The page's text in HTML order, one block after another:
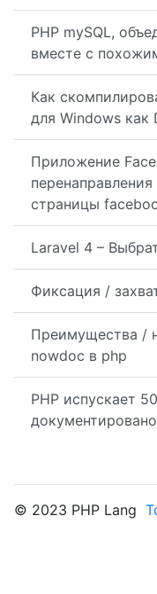
PHP mySQL,
вместе с
Как
для Windows как
Приложение
страницы
Laravel 4 –
Фиксация /
Преимущества /
nowdoc в php
PHP испускает
© 2023 PHP Lang